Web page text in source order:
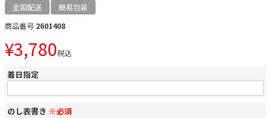
全国配送
簡易包装
商品番号 2601408
¥3,780税込
着日指定
のし表書き ※必須